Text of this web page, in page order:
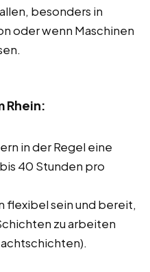
besonders in
oder wenn Maschinen
Rhein:
in der Regel eine
40 Stunden pro
flexibel sein und bereit,
zu arbeiten